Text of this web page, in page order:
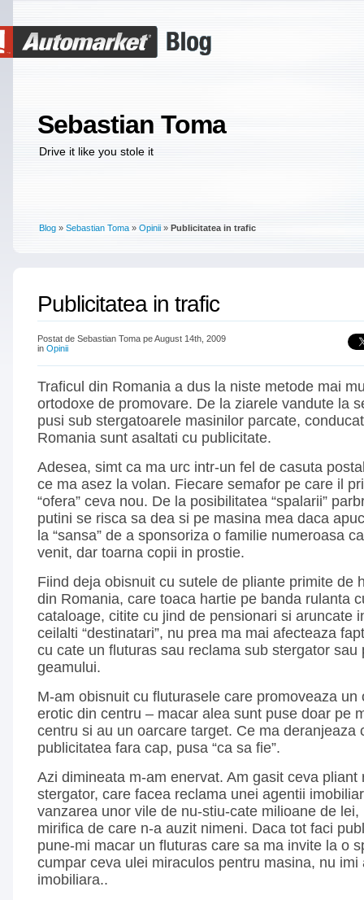
Sebastian Toma
Drive it like you stole it
Blog » Sebastian Toma » Opinii » Publicitatea in trafic
Publicitatea in trafic
Postat de Sebastian Toma pe August 14th, 2009
in Opinii
Traficul din Romania a dus la niste metode mai
ortodoxe de promovare. De la ziarele vandute la
pusi sub stergatoarele masinilor parcate,
Romania sunt asaltati cu publicitate.
Adesea, simt ca ma urc intr-un fel de casuta
ce ma asez la volan. Fiecare semafor pe care il
“ofera” ceva nou. De la posibilitatea “spalarii”
putini se risca sa dea si pe masina mea daca
la “sansa” de a sponsoriza o familie numeroasa
venit, dar toarna copii in prostie.
Fiind deja obisnuit cu sutele de pliante primite de
din Romania, care toaca hartie pe banda rulanta
cataloage, citite cu jind de pensionari si aruncate
ceilalti “destinatari”, nu prea ma mai afecteaza
cu cate un fluturas sau reclama sub stergator sau
geamului.
M-am obisnuit cu fluturasele care promoveaza un
erotic din centru – macar alea sunt puse doar pe
centru si au un oarcare target. Ce ma deranjeaza
publicitatea fara cap, pusa “ca sa fie”.
Azi dimineata m-am enervat. Am gasit ceva pliant
stergator, care facea reclama unei agentii
vanzarea unor vile de nu-stiu-cate milioane de lei,
mirifica de care n-a auzit nimeni. Daca tot faci
pune-mi macar un fluturas care sa ma invite la o
cumpar ceva ulei miraculos pentru masina, nu imi
imobiliara..